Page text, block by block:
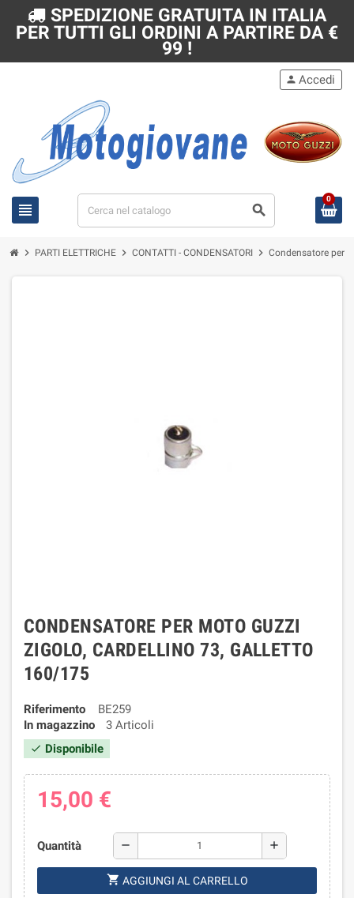
SPEDIZIONE GRATUITA IN ITALIA
PER TUTTI GLI ORDINI A PARTIRE DA €
99 !
view_headline search
person Accedi
0
chevron_right PARTI ELETTRICHE chevron_right CONTATTI - CONDENSATORI chevron_right Condensatore per
CONDENSATORE PER MOTO GUZZI
ZIGOLO, CARDELLINO 73, GALLETTO
160/175
Riferimento
BE259
In magazzino
3 Articoli
check Disponibile
15,00 €
Quantità remove add
shopping_cart AGGIUNGI AL CARRELLO